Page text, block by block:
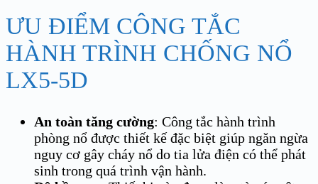
ƯU ĐIỂM CÔNG TẮC
HÀNH TRÌNH CHỐNG NỔ
LX5-5D
An toàn tăng cường: Công tắc hành trình
phòng nổ được thiết kế đặc biệt giúp ngăn ngừa
nguy cơ gây cháy nổ do tia lửa điện có thể phát
sinh trong quá trình vận hành.